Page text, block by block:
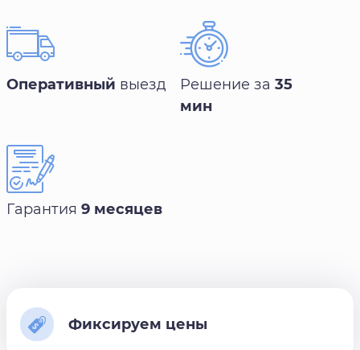
Оперативный выезд Решение за 35
мин
Гарантия 9 месяцев
Фиксируем цены